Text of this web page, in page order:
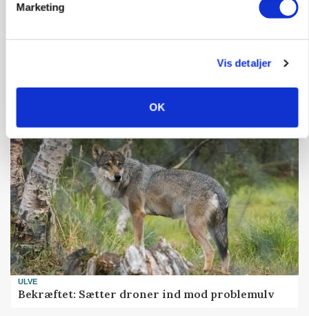
Marketing
Vis detaljer
OK
presset marked for oksekød
ULVE
Bekræftet: Sætter droner ind mod problemulv